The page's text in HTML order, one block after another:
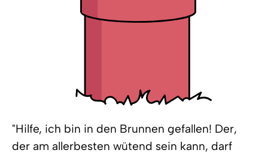
"Hilfe, ich bin in den Brunnen gefallen! Der,
der am allerbesten wütend sein kann, darf